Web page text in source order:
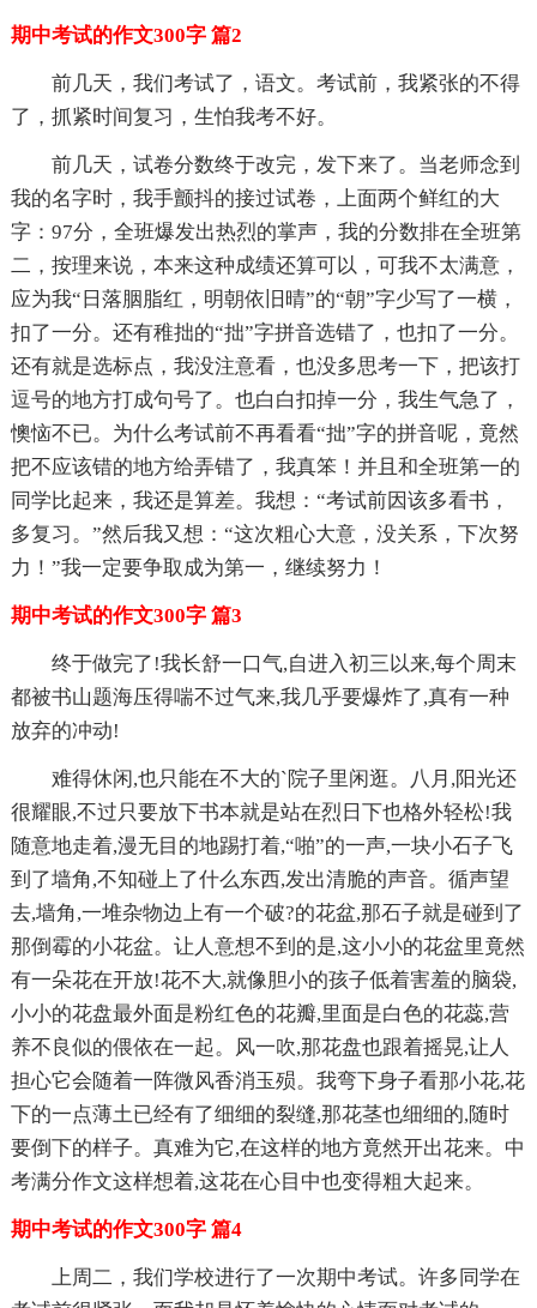
期中考试的作文300字 篇2
前几天，我们考试了，语文。考试前，我紧张的不得
了，抓紧时间复习，生怕我考不好。
前几天，试卷分数终于改完，发下来了。当老师念到
我的名字时，我手颤抖的接过试卷，上面两个鲜红的大
字：97分，全班爆发出热烈的掌声，我的分数排在全班第
二，按理来说，本来这种成绩还算可以，可我不太满意，
应为我“日落胭脂红，明朝依旧晴”的“朝”字少写了一横，
扣了一分。还有稚拙的“拙”字拼音选错了，也扣了一分。
还有就是选标点，我没注意看，也没多思考一下，把该打
逗号的地方打成句号了。也白白扣掉一分，我生气急了，
懊恼不已。为什么考试前不再看看“拙”字的拼音呢，竟然
把不应该错的地方给弄错了，我真笨！并且和全班第一的
同学比起来，我还是算差。我想：“考试前因该多看书，
多复习。”然后我又想：“这次粗心大意，没关系，下次努
力！”我一定要争取成为第一，继续努力！
期中考试的作文300字 篇3
终于做完了!我长舒一口气,自进入初三以来,每个周末
都被书山题海压得喘不过气来,我几乎要爆炸了,真有一种
放弃的冲动!
难得休闲,也只能在不大的`院子里闲逛。八月,阳光还
很耀眼,不过只要放下书本就是站在烈日下也格外轻松!我
随意地走着,漫无目的地踢打着,“啪”的一声,一块小石子飞
到了墙角,不知碰上了什么东西,发出清脆的声音。循声望
去,墙角,一堆杂物边上有一个破?的花盆,那石子就是碰到了
那倒霉的小花盆。让人意想不到的是,这小小的花盆里竟然
有一朵花在开放!花不大,就像胆小的孩子低着害羞的脑袋,
小小的花盘最外面是粉红色的花瓣,里面是白色的花蕊,营
养不良似的偎依在一起。风一吹,那花盘也跟着摇晃,让人
担心它会随着一阵微风香消玉殒。我弯下身子看那小花,花
下的一点薄土已经有了细细的裂缝,那花茎也细细的,随时
要倒下的样子。真难为它,在这样的地方竟然开出花来。中
考满分作文这样想着,这花在心目中也变得粗大起来。
期中考试的作文300字 篇4
上周二，我们学校进行了一次期中考试。许多同学在